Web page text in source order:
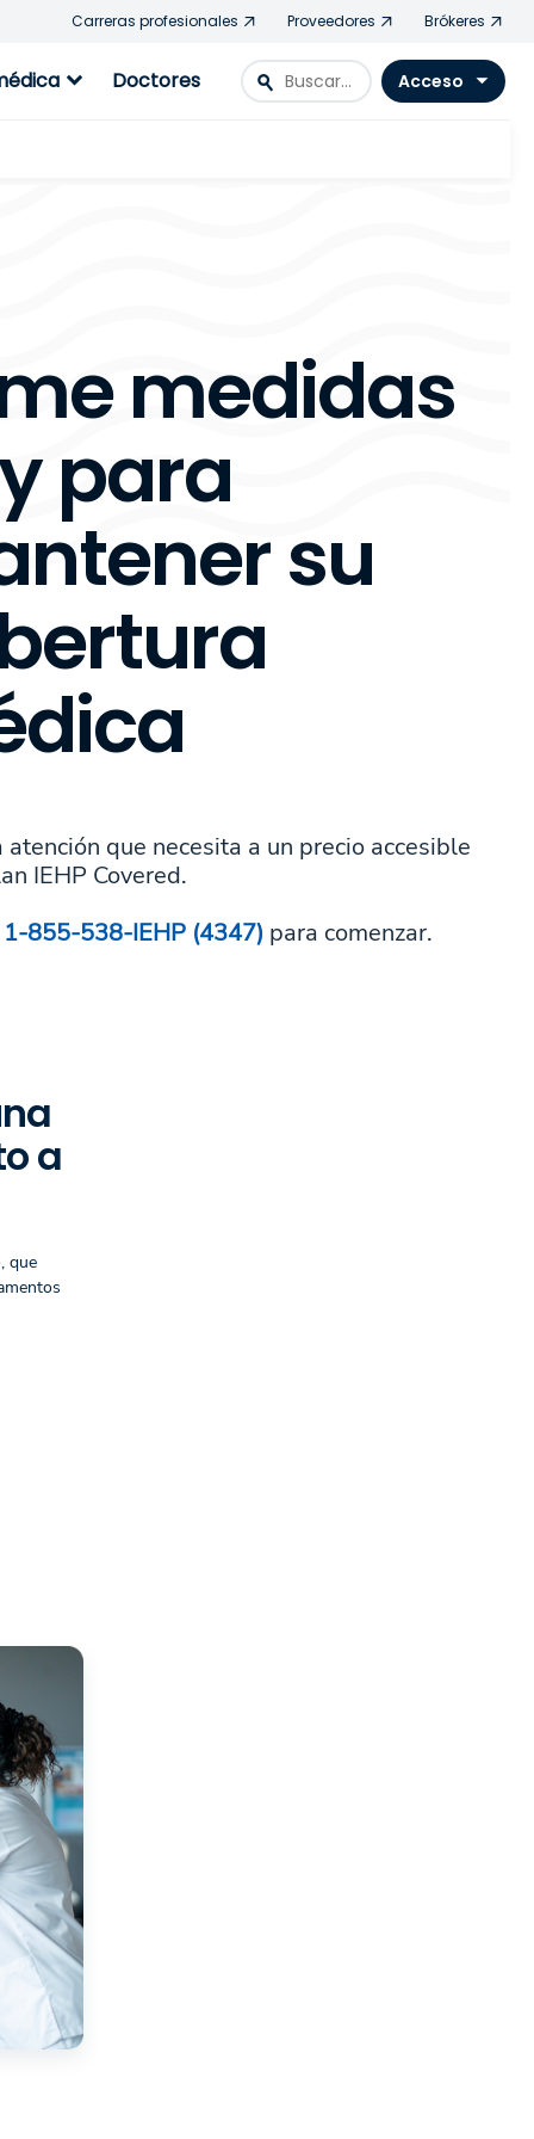
Carreras profesionales Proveedores Brókeres
expand_more Doctores search Acceso
medidas
para
su
atención que necesita a un precio accesible
IEHP Covered.
1-855-538-IEHP (4347) para comenzar.
a
que